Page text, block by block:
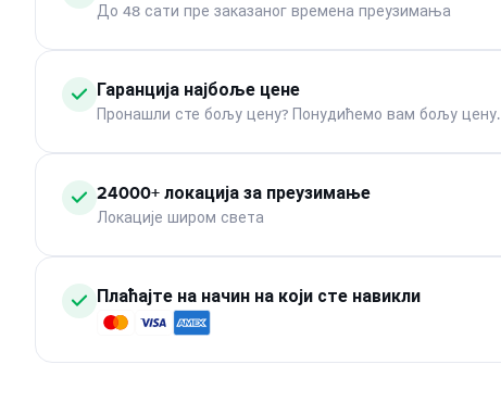
До 48 сати пре заказаног времена преузимања
Гаранција најбоље цене
Пронашли сте бољу цену? Понудићемо вам бољу цену.
24000+ локација за преузимање
Локације широм света
Плаћајте на начин на који сте навикли